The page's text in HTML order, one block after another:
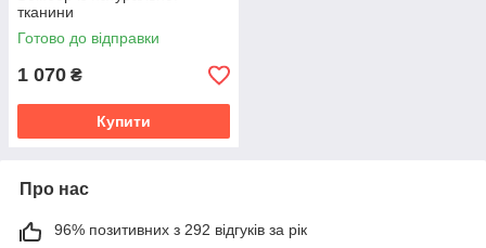
тканини
Готово до відправки
1 070 ₴
Купити
Про нас
96% позитивних з 292 відгуків за рік